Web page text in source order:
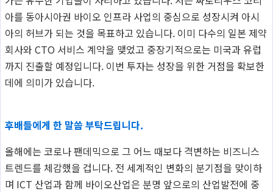
아를 동아시아권 바이오 인프라 사업의 중심으로 성장시켜 아시
아의 허브가 되는 것을 목표하고 있습니다. 이미 다수의 일본 제약
회사와 CTO 서비스 계약을 맺었고 중장기적으로는 미국과 유럽
까지 진출할 예정입니다. 이번 투자는 성장을 위한 거점을 확보한
데에 의미가 있습니다.
후배들에게 한 말씀 부탁드립니다.
올해에는 코로나 팬데믹으로 그 어느 때보다 격변하는 비즈니스
트렌드를 체감했을 겁니다. 전 세계적인 변화의 분기점을 맞이하
며 ICT 산업과 함께 바이오산업은 분명 앞으로의 산업발전에 중